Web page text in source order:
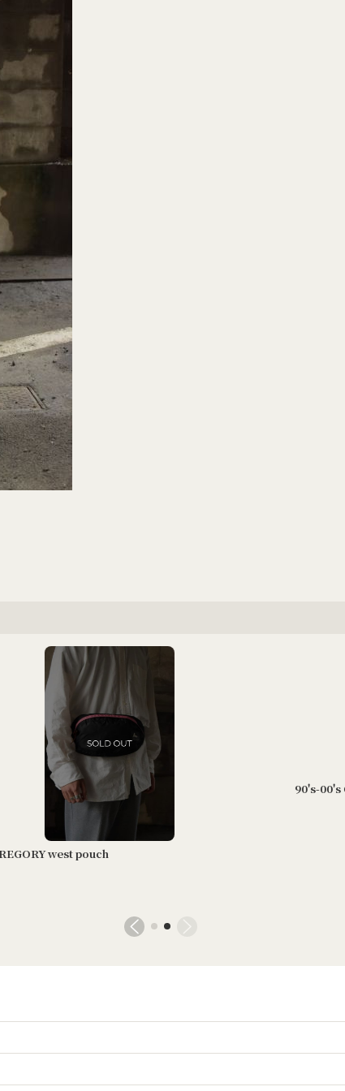
90's-00's GREGORY sling bag